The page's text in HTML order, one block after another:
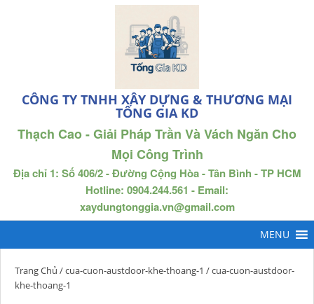
CÔNG TY TNHH XÂY DỰNG & THƯƠNG MẠI
TỐNG GIA KD
Thạch Cao - Giải Pháp Trần Và Vách Ngăn Cho
Mọi Công Trình
Địa chỉ 1: Số 406/2 - Đường Cộng Hòa - Tân Bình - TP HCM
Hotline: 0904.244.561 - Email:
xaydungtonggia.vn@gmail.com
Trang Chủ /cua-cuon-austdoor-khe-thoang-1 / cua-cuon-austdoor-
khe-thoang-1